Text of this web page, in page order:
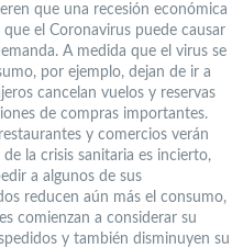
que una recesión económica
el Coronavirus puede causar
A medida que el virus se
por ejemplo, dejan de ir a
cancelan vuelos y reservas
de compras importantes.
y comercios verán
la crisis sanitaria es incierto,
a algunos de sus
reducen aún más el consumo,
comienzan a considerar su
y también disminuyen su